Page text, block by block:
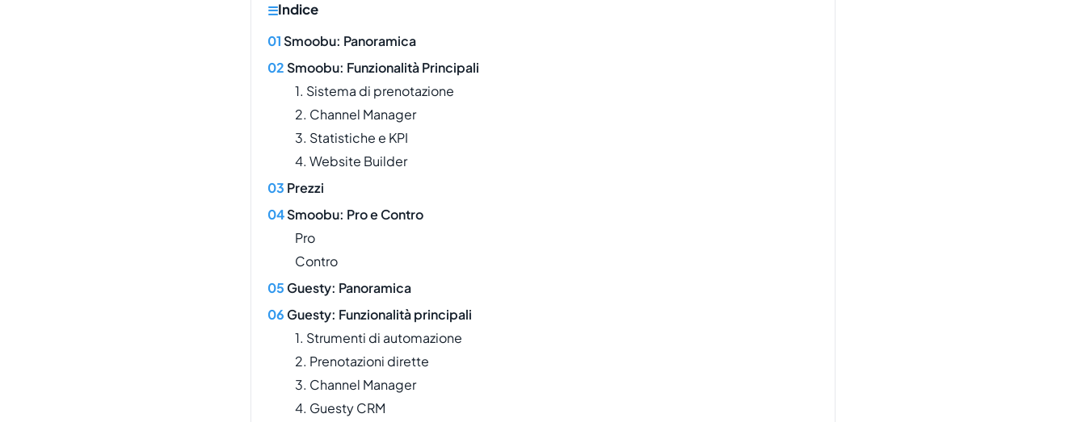
Indice
Smoobu: Panoramica
Smoobu: Funzionalità Principali
1. Sistema di prenotazione
2. Channel Manager
3. Statistiche e KPI
4. Website Builder
Prezzi
Smoobu: Pro e Contro
Pro
Contro
Guesty: Panoramica
Guesty: Funzionalità principali
1. Strumenti di automazione
2. Prenotazioni dirette
3. Channel Manager
4. Guesty CRM